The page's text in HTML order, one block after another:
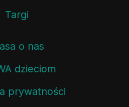
Targi
o nas
dzieciom
prywatności